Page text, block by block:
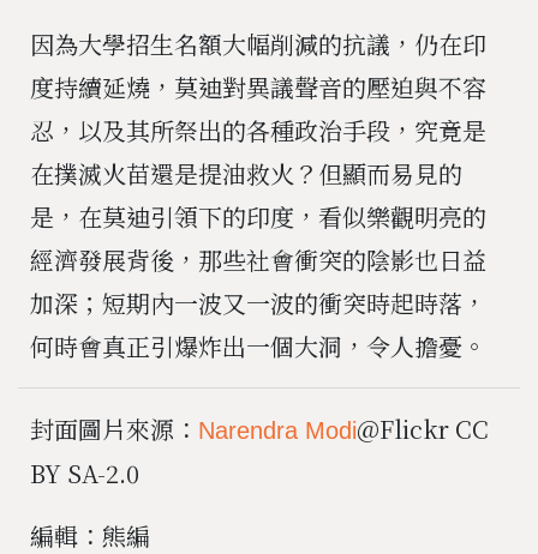
因為大學招生名額大幅削減的抗議，仍在印
度持續延燒，莫迪對異議聲音的壓迫與不容
忍，以及其所祭出的各種政治手段，究竟是
在撲滅火苗還是提油救火？但顯而易見的
是，在莫迪引領下的印度，看似樂觀明亮的
經濟發展背後，那些社會衝突的陰影也日益
加深；短期內一波又一波的衝突時起時落，
何時會真正引爆炸出一個大洞，令人擔憂。
封面圖片來源： Narendra Modi@Flickr CC
BY SA-2.0
編輯：熊編